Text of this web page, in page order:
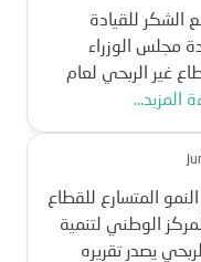
الشكر للقيادة
مجلس الوزراء
غير الربحي لعام
المزيد...
المتسارع للقطاع
الوطني لتنمية
يصدر تقريره